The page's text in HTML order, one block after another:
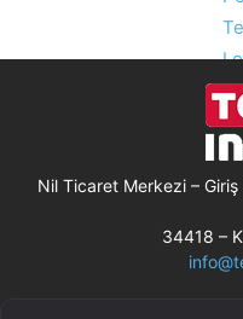
Nil Ticaret Merkezi – Giriş
34418 –